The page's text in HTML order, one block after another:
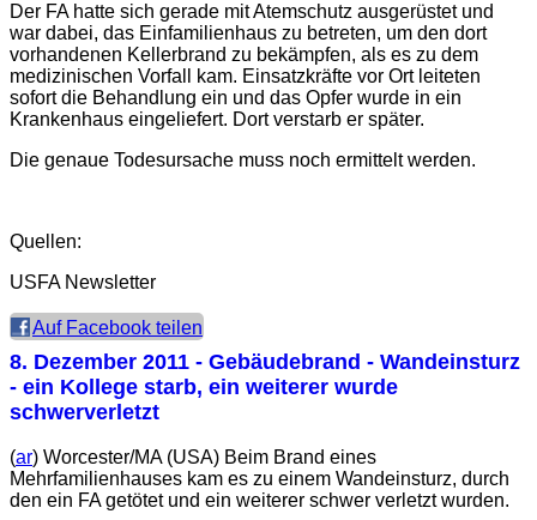
Der FA hatte sich gerade mit Atemschutz ausgerüstet und
war dabei, das Einfamilienhaus zu betreten, um den dort
vorhandenen Kellerbrand zu bekämpfen, als es zu dem
medizinischen Vorfall kam. Einsatzkräfte vor Ort leiteten
sofort die Behandlung ein und das Opfer wurde in ein
Krankenhaus eingeliefert. Dort verstarb er später.
Die genaue Todesursache muss noch ermittelt werden.
Quellen:
USFA Newsletter
Auf Facebook teilen
8. Dezember 2011 - Gebäudebrand - Wandeinsturz
- ein Kollege starb, ein weiterer wurde
schwerverletzt
(ar) Worcester/MA (USA) Beim Brand eines
Mehrfamilienhauses kam es zu einem Wandeinsturz, durch
den ein FA getötet und ein weiterer schwer verletzt wurden.